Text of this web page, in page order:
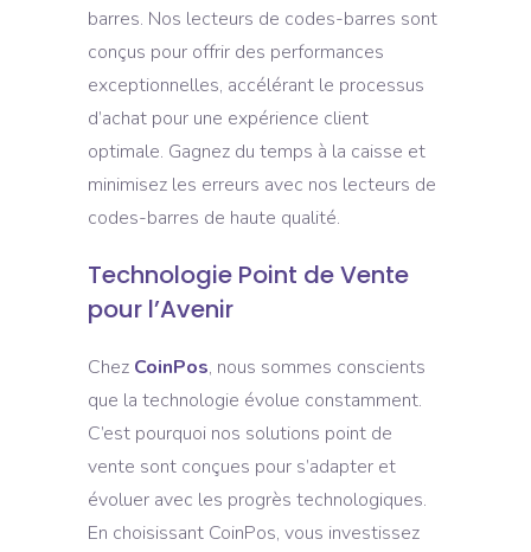
barres. Nos lecteurs de codes-barres sont
conçus pour offrir des performances
exceptionnelles, accélérant le processus
d’achat pour une expérience client
optimale. Gagnez du temps à la caisse et
minimisez les erreurs avec nos lecteurs de
codes-barres de haute qualité.
Technologie Point de Vente
pour l’Avenir
Chez CoinPos, nous sommes conscients
que la technologie évolue constamment.
C’est pourquoi nos solutions point de
vente sont conçues pour s’adapter et
évoluer avec les progrès technologiques.
En choisissant CoinPos, vous investissez